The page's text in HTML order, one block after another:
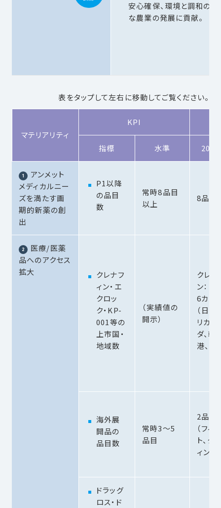
安心確保、環境と調和の
な農業の発展に貢献。
表をタップして左右に移動してご覧ください。
マテリアリティ
KPI
指標 水準
アンメット
メディカルニー
ズを満たす画
期的新薬の創
出
P1以降
の品目
数
常時8品目
以上
8品目
医療/医薬
品へのアクセス
拡大
クレナフ
ィン・エ
クロッ
ク・KP-
001等の
上市国・
地域数
（実績値の
開示）
クレナ
ン：
6カ国
（日本
リカ、
ダ、韓
港、マ
海外展
開品の
品目数
常時3～5
品目
2品目
（フィ
ト、ク
ィン）
ドラッグ
ロス・ド